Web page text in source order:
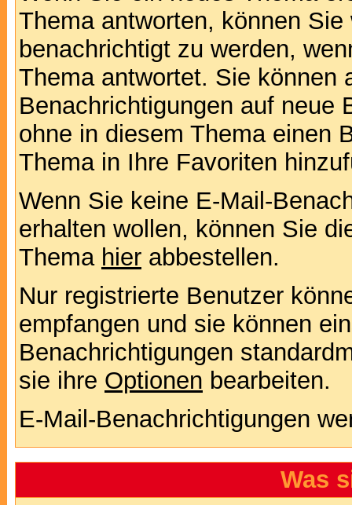
Thema antworten, können
benachrichtigt zu werden,
Thema antwortet. Sie können
Benachrichtigungen auf neue
ohne in diesem Thema einen
Thema in Ihre Favoriten
Wenn Sie keine E-Mail-
erhalten wollen, können Sie
Thema hier abbestellen.
Nur registrierte Benutzer
empfangen und sie können
Benachrichtigungen
sie ihre Optionen bearbeiten.
E-Mail-Benachrichtigungen
Was